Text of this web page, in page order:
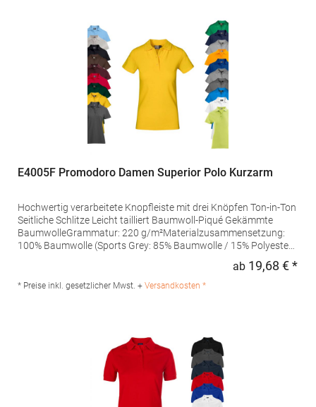
E4005F Promodoro Damen Superior Polo Kurzarm
Hochwertig verarbeitete Knopfleiste mit drei Knöpfen Ton-in-Ton
Seitliche Schlitze Leicht tailliert Baumwoll-Piqué Gekämmte
BaumwolleGrammatur: 220 g/m²Materialzusammensetzung:
100% Baumwolle (Sports Grey: 85% Baumwolle / 15% Polyester),
Produktsicherheit: Herst.-Nr.: 4005FHersteller: Promodoro
Fashion GmbH Am Gatherhof 57 40472 Düsseldorf Deutschland
ab 19,68 € *
* Preise inkl. gesetzlicher Mwst. + Versandkosten *